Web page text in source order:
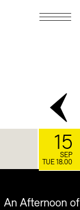
An Afternoon of
15
SEP
TUE 18.00